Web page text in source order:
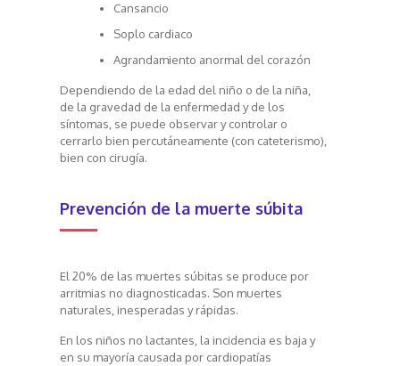
Cansancio
Soplo cardiaco
Agrandamiento anormal del corazón
Dependiendo de la edad del niño o de la niña,
de la gravedad de la enfermedad y de los
síntomas, se puede observar y controlar o
cerrarlo bien percutáneamente (con cateterismo),
bien con cirugía.
Prevención de la muerte súbita
El 20% de las muertes súbitas se produce por
arritmias no diagnosticadas. Son muertes
naturales, inesperadas y rápidas.
En los niños no lactantes, la incidencia es baja y
en su mayoría causada por cardiopatías